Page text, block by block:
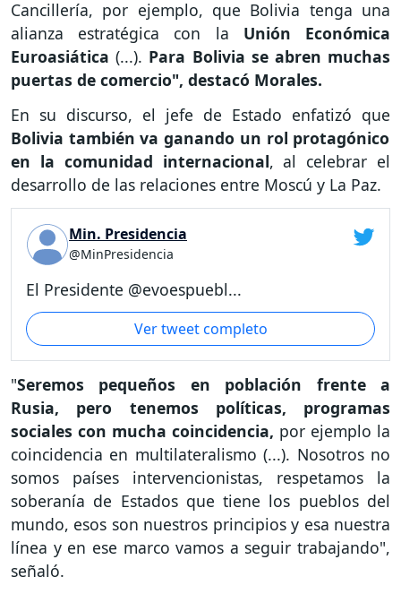
Cancillería, por ejemplo, que Bolivia tenga una
alianza estratégica con la Unión Económica
Euroasiática(...). Para Bolivia se abren muchas
puertas de comercio", destacó Morales.
En su discurso, el jefe de Estado enfatizó que
Bolivia también va ganando un rol protagónico
en la comunidad internacional, al celebrar el
desarrollo de las relaciones entre Moscú y La Paz.
Min. Presidencia
@MinPresidencia
El Presidente @evoespuebl...
Ver tweet completo
"Seremos pequeños en población frente a
Rusia, pero tenemos políticas, programas
sociales con mucha coincidencia, por ejemplo la
coincidencia en multilateralismo (...). Nosotros no
somos países intervencionistas, respetamos la
soberanía de Estados que tiene los pueblos del
mundo, esos son nuestros principios y esa nuestra
línea y en ese marco vamos a seguir trabajando",
señaló.